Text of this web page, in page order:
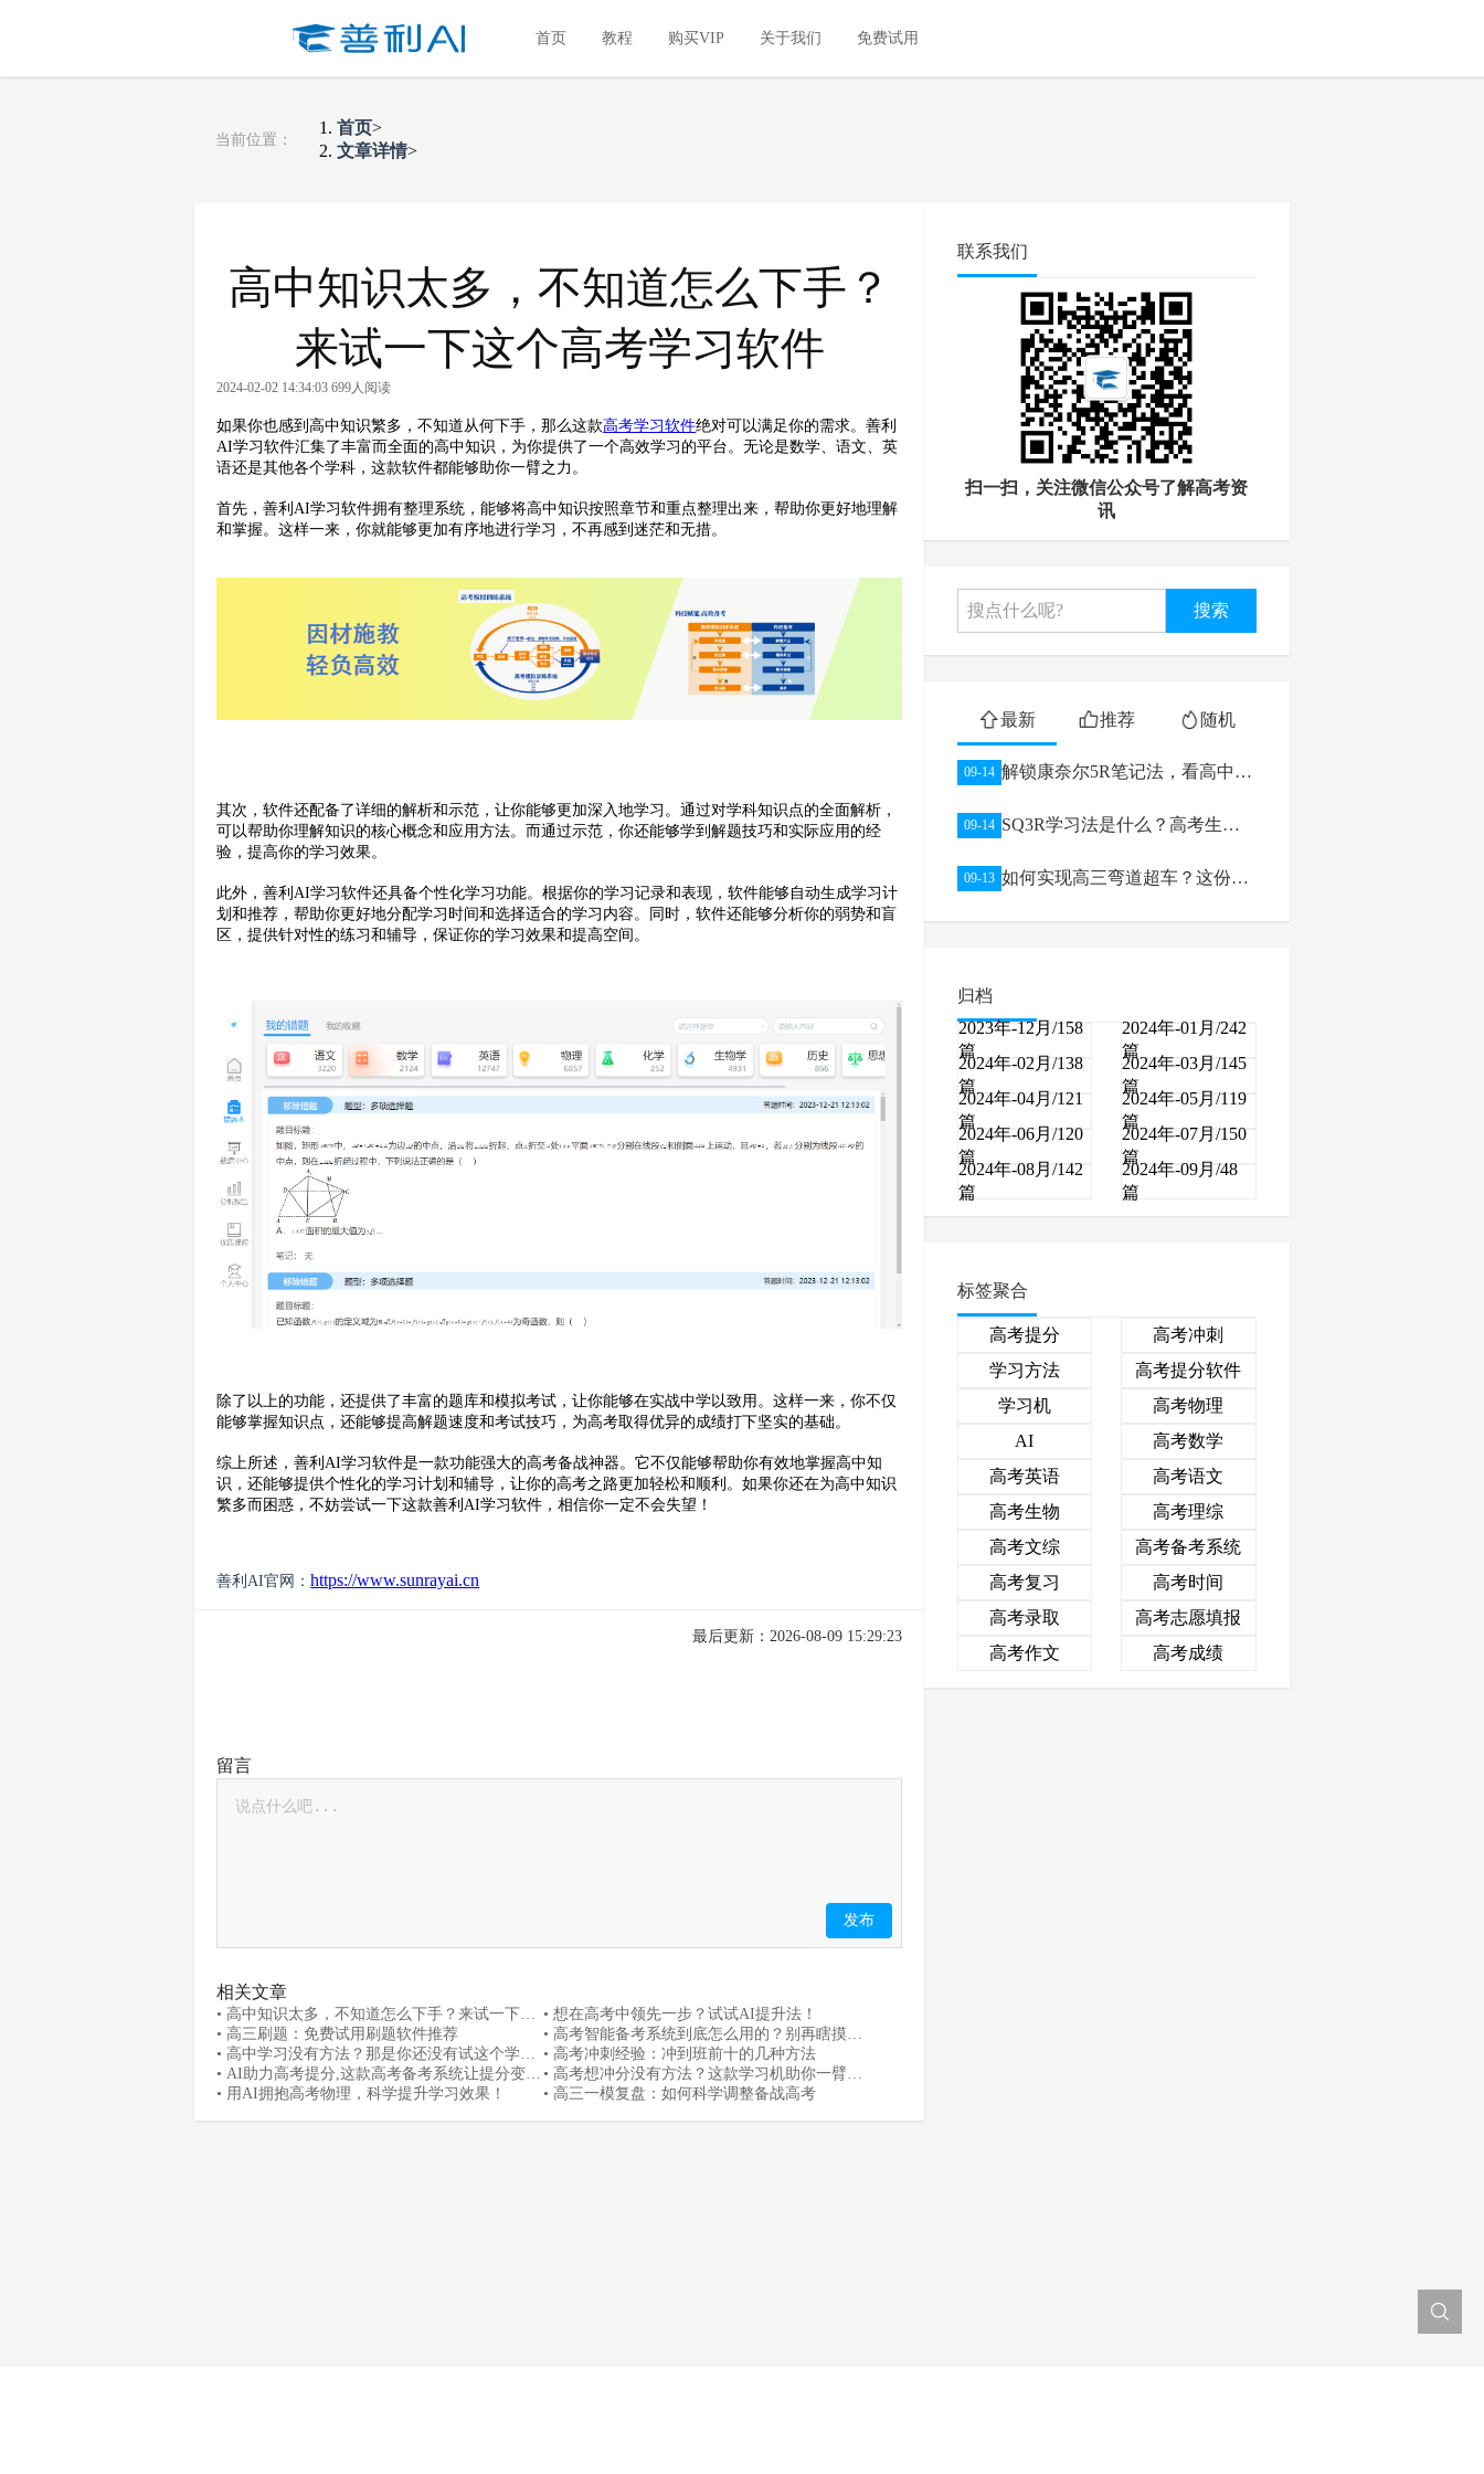
首页 教程 购买VIP 关于我们 免费试用
当前位置：
首页>
文章详情>
高中知识太多，不知道怎么下手？
来试一下这个高考学习软件
2024-02-02 14:34:03 699人阅读
如果你也感到高中知识繁多，不知道从何下手，那么这款高考学习软件绝对可以满足你的需求。善利
AI学习软件汇集了丰富而全面的高中知识，为你提供了一个高效学习的平台。无论是数学、语文、英
语还是其他各个学科，这款软件都能够助你一臂之力。
首先，善利AI学习软件拥有整理系统，能够将高中知识按照章节和重点整理出来，帮助你更好地理解
和掌握。这样一来，你就能够更加有序地进行学习，不再感到迷茫和无措。
其次，软件还配备了详细的解析和示范，让你能够更加深入地学习。通过对学科知识点的全面解析，
可以帮助你理解知识的核心概念和应用方法。而通过示范，你还能够学到解题技巧和实际应用的经
验，提高你的学习效果。
此外，善利AI学习软件还具备个性化学习功能。根据你的学习记录和表现，软件能够自动生成学习计
划和推荐，帮助你更好地分配学习时间和选择适合的学习内容。同时，软件还能够分析你的弱势和盲
区，提供针对性的练习和辅导，保证你的学习效果和提高空间。
除了以上的功能，还提供了丰富的题库和模拟考试，让你能够在实战中学以致用。这样一来，你不仅
能够掌握知识点，还能够提高解题速度和考试技巧，为高考取得优异的成绩打下坚实的基础。
综上所述，善利AI学习软件是一款功能强大的高考备战神器。它不仅能够帮助你有效地掌握高中知
识，还能够提供个性化的学习计划和辅导，让你的高考之路更加轻松和顺利。如果你还在为高中知识
繁多而困惑，不妨尝试一下这款善利AI学习软件，相信你一定不会失望！
善利AI官网：https://www.sunrayai.cn
最后更新：2026-08-09 15:29:23
留言
发布
相关文章
• 高中知识太多，不知道怎么下手？来试一下这
个高考学习软件
• 想在高考中领先一步？试试AI提升法！
• 高三刷题：免费试用刷题软件推荐
• 高考智能备考系统到底怎么用的？别再瞎摸索
了，看这里
• 高中学习没有方法？那是你还没有试这个学习
软件善利AI!
• 高考冲刺经验：冲到班前十的几种方法
• AI助力高考提分,这款高考备考系统让提分变简
单
• 高考想冲分没有方法？这款学习机助你一臂之
力！
• 用AI拥抱高考物理，科学提升学习效果！ • 高三一模复盘：如何科学调整备战高考
联系我们
扫一扫，关注微信公众号了解高考资
讯
搜索
最新 推荐 随机
09-14 解锁康奈尔5R笔记法，看高中生
09-14 SQ3R学习法是什么？高考生如
09-13 如何实现高三弯道超车？这份高
归档
2023年-12月/158
篇
2024年-01月/242
篇
2024年-02月/138
篇
2024年-03月/145
篇
2024年-04月/121
篇
2024年-05月/119
篇
2024年-06月/120
篇
2024年-07月/150
篇
2024年-08月/142
篇
2024年-09月/48
篇
标签聚合
高考提分
高考冲刺
学习方法
高考提分软件
学习机
高考物理
AI
高考数学
高考英语
高考语文
高考生物
高考理综
高考文综
高考备考系统
高考复习
高考时间
高考录取
高考志愿填报
高考作文
高考成绩